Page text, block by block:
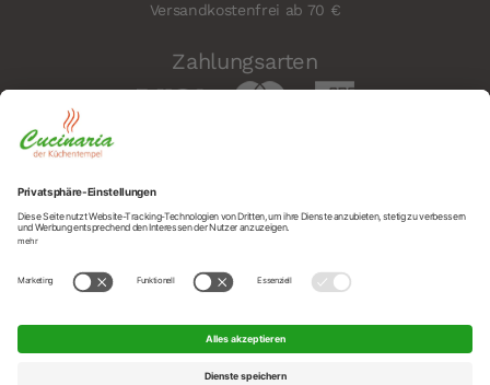
Versandkostenfrei ab 70 €
Zahlungsarten
Sicherheit
Social